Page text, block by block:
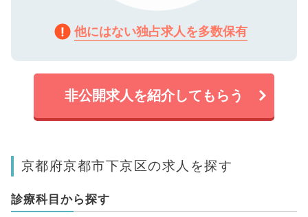
他にはない独占求人を多数保有
非公開求人を紹介してもらう
京都府京都市下京区の求人を探す
診療科目から探す